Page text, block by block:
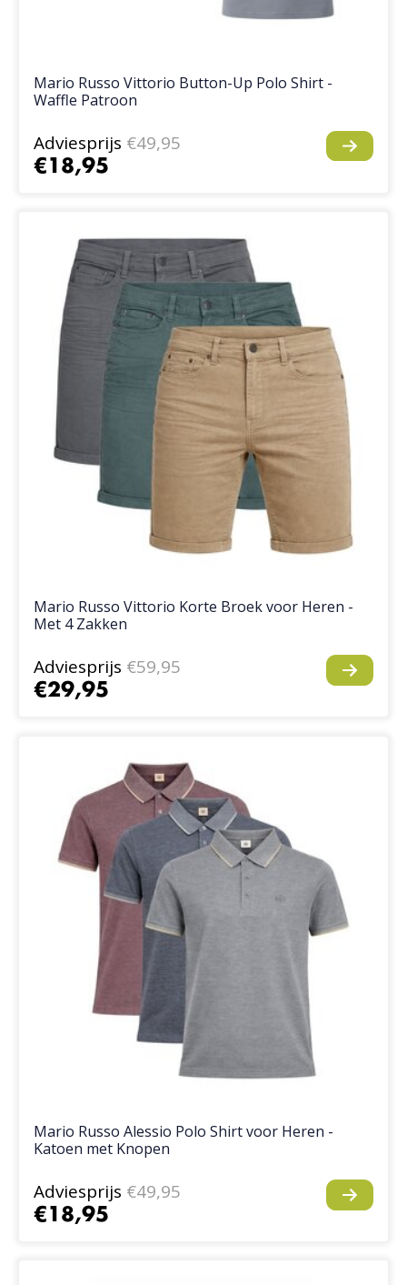
Mario Russo Vittorio Button-Up Polo Shirt -
Waffle Patroon
Adviesprijs €49,95
€18,95
Mario Russo Vittorio Korte Broek voor Heren -
Met 4 Zakken
Adviesprijs €59,95
€29,95
Mario Russo Alessio Polo Shirt voor Heren -
Katoen met Knopen
Adviesprijs €49,95
€18,95